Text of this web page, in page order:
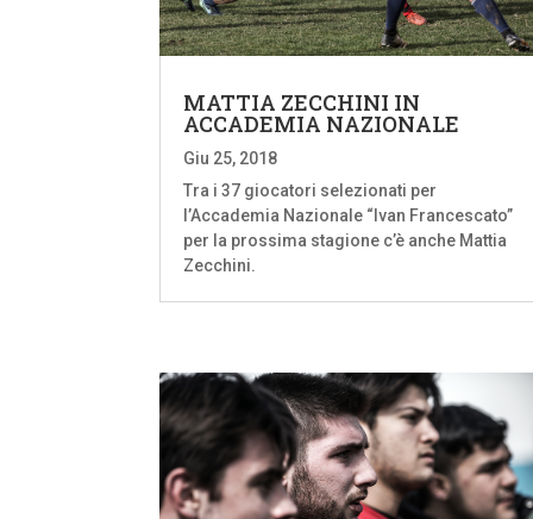
MATTIA ZECCHINI IN
ACCADEMIA NAZIONALE
Giu 25, 2018
Tra i 37 giocatori selezionati per
l’Accademia Nazionale “Ivan Francescato”
per la prossima stagione c’è anche Mattia
Zecchini.